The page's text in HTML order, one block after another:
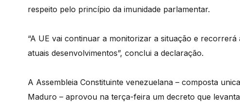
respeito pelo princípio da imunidade parlamentar.
“A UE vai continuar a monitorizar a situação e
atuais desenvolvimentos”, conclui a declaração.
A Assembleia Constituinte venezuelana – composta
Maduro – aprovou na terça-feira um decreto que